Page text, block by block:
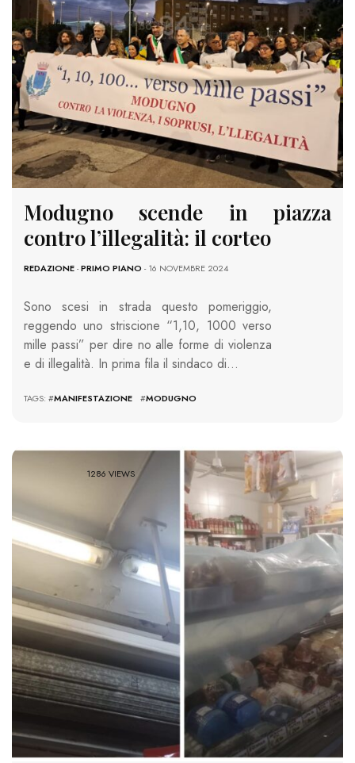
Modugno scende in piazza
contro l’illegalità: il corteo
REDAZIONE-PRIMO PIANO - 16 NOVEMBRE 2024
Sono scesi in strada questo pomeriggio,
reggendo uno striscione “1,10, 1000 verso
mille passi” per dire no alle forme di violenza
e di illegalità. In prima fila il sindaco di…
TAGS: #MANIFESTAZIONE #MODUGNO
1286 VIEWS